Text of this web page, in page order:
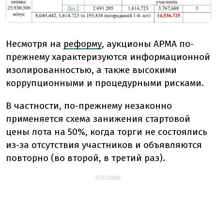
Несмотря на реформу, аукционы АРМА по-
прежнему характеризуются информационной
изолированностью, а также высокими
коррупционными и процедурными рисками.
В частности, по-прежнему незаконно
применяется схема занижения стартовой
цены лота на 50%, когда торги не состоялись
из-за отсутствия участников и объявляются
повторно (во второй, в третий раз).
РЕКЛАМА: